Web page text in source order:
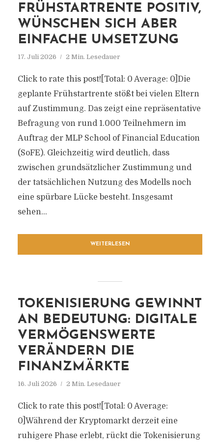
FRÜHSTARTRENTE POSITIV,
WÜNSCHEN SICH ABER
EINFACHE UMSETZUNG
17. Juli 2026 2 Min. Lesedauer
Click to rate this post![Total: 0 Average: 0]Die
geplante Frühstartrente stößt bei vielen Eltern
auf Zustimmung. Das zeigt eine repräsentative
Befragung von rund 1.000 Teilnehmern im
Auftrag der MLP School of Financial Education
(SoFE). Gleichzeitig wird deutlich, dass
zwischen grundsätzlicher Zustimmung und
der tatsächlichen Nutzung des Modells noch
eine spürbare Lücke besteht. Insgesamt
sehen...
WEITERLESEN
TOKENISIERUNG GEWINNT
AN BEDEUTUNG: DIGITALE
VERMÖGENSWERTE
VERÄNDERN DIE
FINANZMÄRKTE
16. Juli 2026 2 Min. Lesedauer
Click to rate this post![Total: 0 Average:
0]Während der Kryptomarkt derzeit eine
ruhigere Phase erlebt, rückt die Tokenisierung